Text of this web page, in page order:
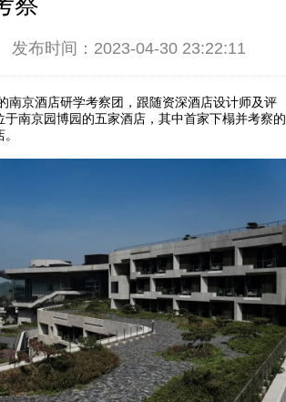
发布时间：2023-04-30 23:22:11
南京酒店研学考察团，跟随资深酒店设计师及评
南京园博园的五家酒店，其中首家下榻并考察的